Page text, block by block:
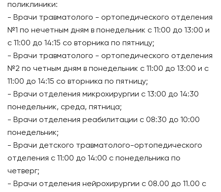
поликлиники:
- Врачи травматолого - ортопедического отделения
№1 по нечетным дням в понедельник с 11:00 до 13:00 и
с 11:00 до 14:15 со вторника по пятницу;
- Врачи травматолого - ортопедического отделения
№2 по четным дням в понедельник с 11:00 до 13:00 и с
11:00 до 14:15 со вторника по пятницу;
- Врачи отделения микрохирургии с 13:00 до 14:30
понедельник, среда, пятница;
- Врачи отделения реабилитации с 08:30 до 10:00
понедельник;
- Врачи детского травматолого-ортопедического
отделения с 11:00 до 14:00 с понедельника по
четверг;
- Врачи отделения нейрохирургии с 08.00 до 11.00 с